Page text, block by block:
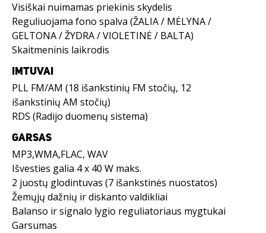
Visiškai nuimamas priekinis skydelis
Reguliuojama fono spalva (ŽALIA / MĖLYNA /
GELTONA / ŽYDRA / VIOLETINĖ / BALTA)
Skaitmeninis laikrodis
IMTUVAI
PLL FM/AM (18 išankstinių FM stočių, 12
išankstinių AM stočių)
RDS (Radijo duomenų sistema)
GARSAS
MP3,WMA,FLAC, WAV
Išvesties galia 4 x 40 W maks.
2 juostų glodintuvas (7 išankstinės nuostatos)
Žemųjų dažnių ir diskanto valdikliai
Balanso ir signalo lygio reguliatoriaus mygtukai
Garsumas